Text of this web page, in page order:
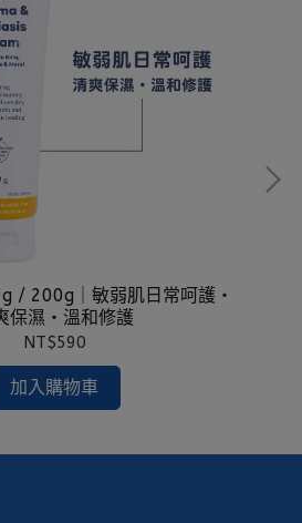
/ 200g｜敏弱肌日常呵護・
保濕・溫和修護
NT$590
加入購物車